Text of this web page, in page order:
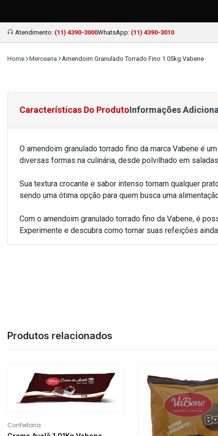
Atendimento: (11) 4390-3000WhatsApp: (11) 4390-3010
Home Mercearia Amendoim Granulado Torrado Fino 1.05kg Vabene
Características Do ProdutoInformações
O amendoim granulado torrado fino da marca Vabene é
diversas formas na culinária, desde polvilhado em
Sua textura crocante e sabor intenso tornam qualquer
sendo uma ótima opção para quem busca uma
Com o amendoim granulado torrado fino da Vabene, é
Experimente e descubra como tornar suas refeições
Produtos relacionados
Confeitaria